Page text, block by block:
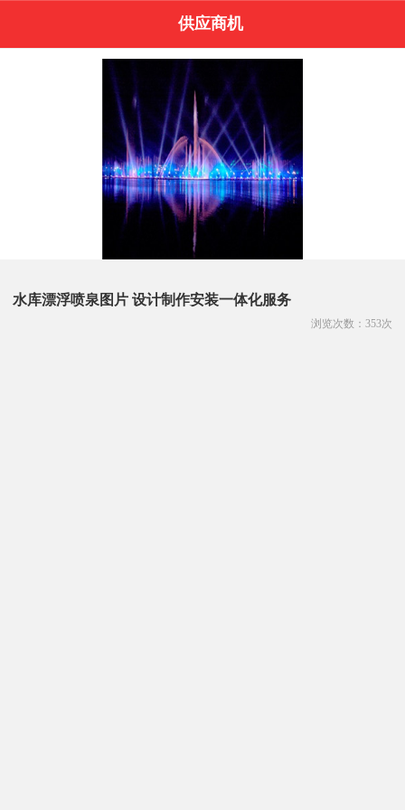
供应商机
水库漂浮喷泉图片 设计制作安装一体化服务
浏览次数： 353次